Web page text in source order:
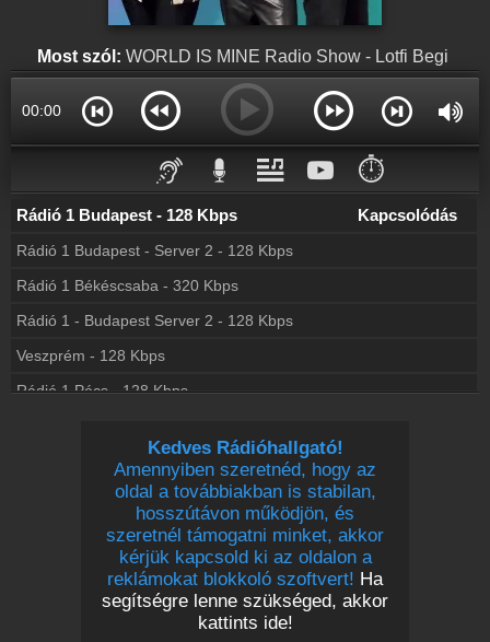
Hírek
Balázsék kapcsolatos hírek
Rádió beágyazás
Ágyazd be weboldaladba
Online rádió készítés
Most szól: WORLD IS MINE Radio Show - Lotfi Begi
00:00
⏱️
Rádió 1 Budapest - 128 Kbps Kapcsolódás
Rádió 1 Budapest - Server 2 - 128 Kbps
Rádió 1 Békéscsaba - 320 Kbps
Rádió 1 - Budapest Server 2 - 128 Kbps
Veszprém - 128 Kbps
Rádió 1 Pécs - 128 Kbps
Rádió 1 Szeged - 128 Kbps
Rádió 1 Salgótarján - 128 Kbps
Rádió 1 Debrecen - 128 Kbps
Kiskunfélegyháza - 128 Kbps
Nyíregyháza - 128 Kbps
Kedves Rádióhallgató!
Amennyiben szeretnéd, hogy az
oldal a továbbiakban is stabilan,
hosszútávon működjön, és
szeretnél támogatni minket, akkor
kérjük kapcsold ki az oldalon a
reklámokat blokkoló szoftvert! Ha
segítségre lenne szükséged, akkor
kattints ide!